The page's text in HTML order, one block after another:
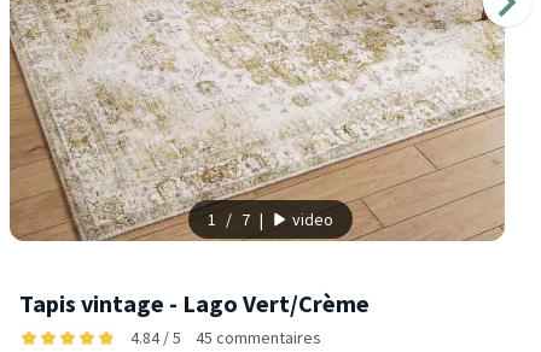
1 / 7 | video
Tapis vintage - Lago Vert/Crème
4.84 / 5 45 commentaires